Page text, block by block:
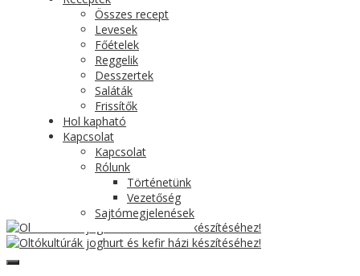
Összes recept
Levesek
Főételek
Reggelik
Desszertek
Saláták
Frissítők
Hol kapható
Kapcsolat
Kapcsolat
Rólunk
Történetünk
Vezetőség
Sajtómegjelenések